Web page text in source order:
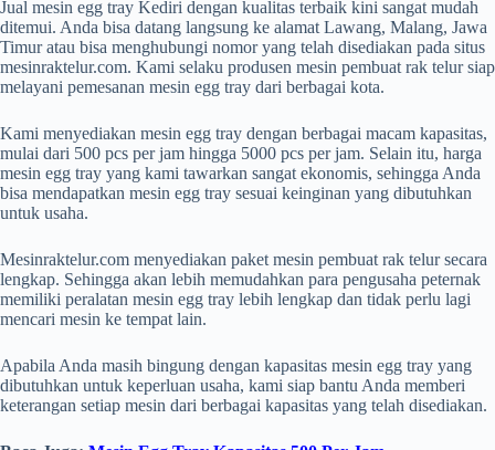
Jual mesin egg tray Kediri dengan kualitas terbaik kini sangat mudah
ditemui. Anda bisa datang langsung ke alamat Lawang, Malang, Jawa
Timur atau bisa menghubungi nomor yang telah disediakan pada situs
mesinraktelur.com. Kami selaku produsen mesin pembuat rak telur siap
melayani pemesanan mesin egg tray dari berbagai kota.
Kami menyediakan mesin egg tray dengan berbagai macam kapasitas,
mulai dari 500 pcs per jam hingga 5000 pcs per jam. Selain itu, harga
mesin egg tray yang kami tawarkan sangat ekonomis, sehingga Anda
bisa mendapatkan mesin egg tray sesuai keinginan yang dibutuhkan
untuk usaha.
Mesinraktelur.com menyediakan paket mesin pembuat rak telur secara
lengkap. Sehingga akan lebih memudahkan para pengusaha peternak
memiliki peralatan mesin egg tray lebih lengkap dan tidak perlu lagi
mencari mesin ke tempat lain.
Apabila Anda masih bingung dengan kapasitas mesin egg tray yang
dibutuhkan untuk keperluan usaha, kami siap bantu Anda memberi
keterangan setiap mesin dari berbagai kapasitas yang telah disediakan.